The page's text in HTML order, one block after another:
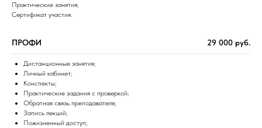
Практические занятия;
Сертификат участия.
ПРОФИ 29 000 руб.
Дистанционные занятия;
Личный кабинет;
Конспекты;
Практические задания с проверкой;
Обратная связь преподавателя;
Запись лекций;
Пожизненный доступ;